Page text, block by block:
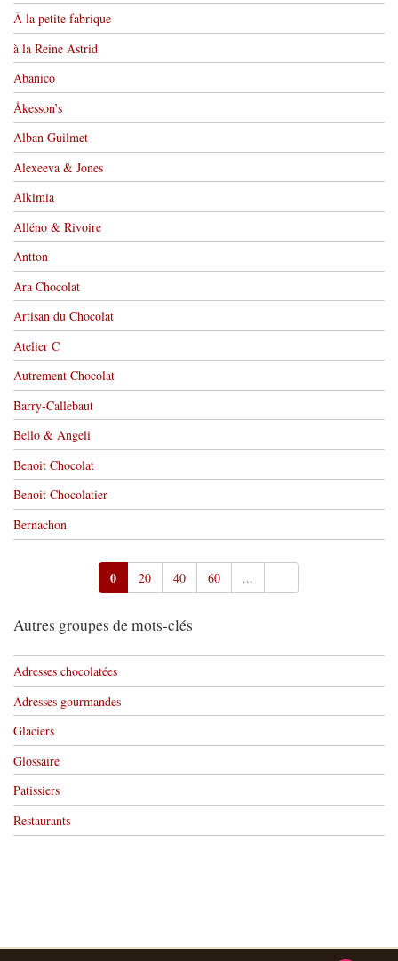
À la petite fabrique
à la Reine Astrid
Abanico
Åkesson’s
Alban Guilmet
Alexeeva & Jones
Alkimia
Alléno & Rivoire
Antton
Ara Chocolat
Artisan du Chocolat
Atelier C
Autrement Chocolat
Barry-Callebaut
Bello & Angeli
Benoit Chocolat
Benoit Chocolatier
Bernachon
0 20 40 60 ...
Autres groupes de mots-clés
Adresses chocolatées
Adresses gourmandes
Glaciers
Glossaire
Patissiers
Restaurants